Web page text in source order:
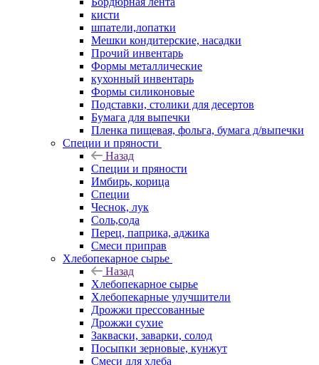
кисти
шпатели,лопатки
Мешки кондитерские, насадки
Прочий инвентарь
Формы металлические
кухонный инвентарь
Формы силиконовые
Подставки, столики для десертов
Бумага для выпечки
Пленка пищевая, фольга, бумага д/выпечки
Специи и пряности
Назад
Специи и пряности
Имбирь, корица
Специи
Чеснок, лук
Соль,сода
Перец, паприка, аджика
Смеси приправ
Хлебопекарное сырье
Назад
Хлебопекарное сырье
Хлебопекарные улучшители
Дрожжи прессованные
Дрожжи сухие
Закваски, заварки, солод
Посыпки зерновые, кунжут
Смеси для хлеба